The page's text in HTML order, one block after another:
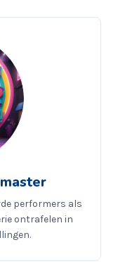
performers als
ontrafelen in